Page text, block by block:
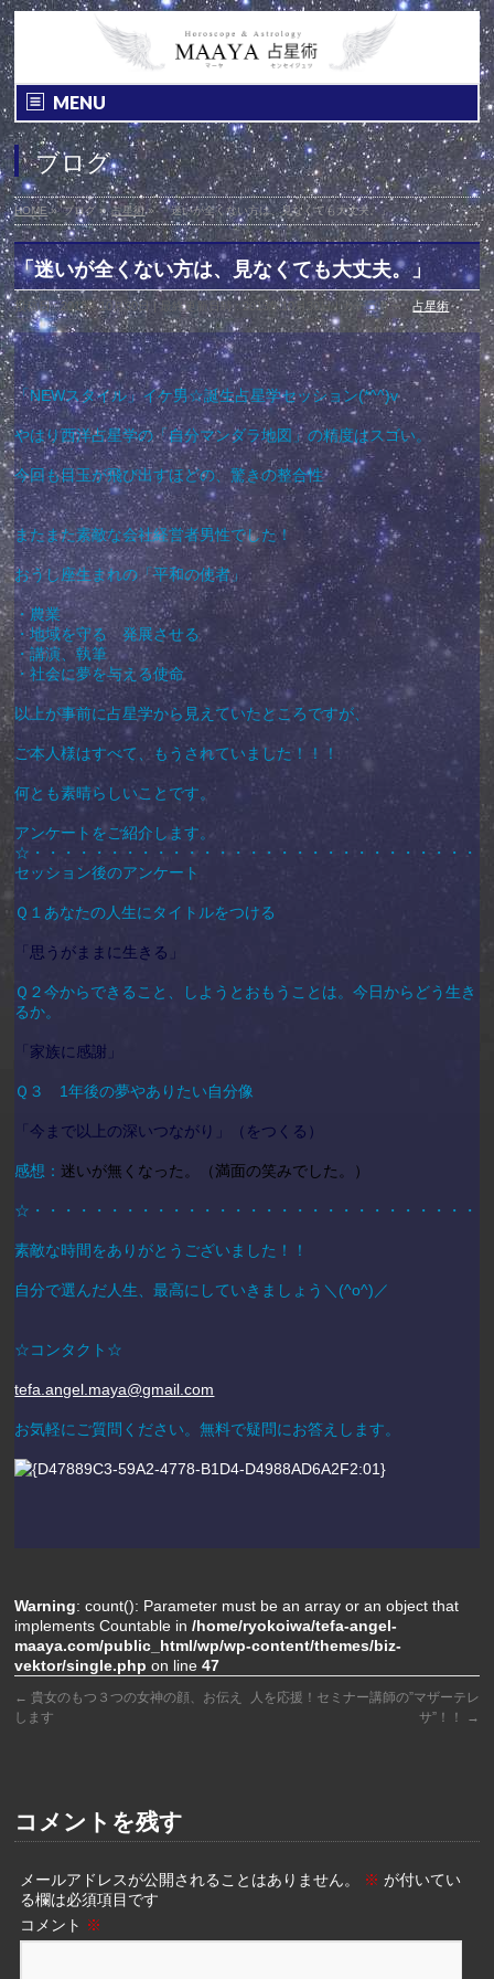
MENU
ブログ
HOME» ブログ » 占星術» 「迷いが全くない方は、見なくても大丈夫。」
「迷いが全くない方は、見なくても大丈夫。」
投稿日 : 2013年10月30日 最終更新日時 : 2013年10月30日 カテゴリー :占星術
「NEWスタイル」イケ男☆誕生占星学セッション(*^^)v
やはり西洋占星学の「自分マンダラ地図」の精度はスゴい。
今回も目玉が飛び出すほどの、驚きの整合性
またまた素敵な会社経営者男性でした！
おうし座生まれの「平和の使者」
・農業
・地域を守る 発展させる
・講演、執筆
・社会に夢を与える使命
以上が事前に占星学から見えていたところですが、
ご本人様はすべて、もうされていました！！！
何とも素晴らしいことです。
アンケートをご紹介します。
☆・・・・・・・・・・・・・・・・・・・・・・・・・・・・・
セッション後のアンケート
Ｑ１あなたの人生にタイトルをつける
「思うがままに生きる」
Ｑ２今からできること、しようとおもうことは。今日からどう生き
るか。
「家族に感謝」
Ｑ３ 1年後の夢やありたい自分像
「今まで以上の深いつながり」（をつくる）
感想：迷いが無くなった。（満面の笑みでした。）
☆・・・・・・・・・・・・・・・・・・・・・・・・・・・・・
素敵な時間をありがとうございました！！
自分で選んだ人生、最高にしていきましょう＼(^o^)／
☆コンタクト☆
tefa.angel.maya@gmail.com
お気軽にご質問ください。無料で疑問にお答えします。
Warning: count(): Parameter must be an array or an object that
implements Countable in/home/ryokoiwa/tefa-angel-
maaya.com/public_html/wp/wp-content/themes/biz-
vektor/single.php on line47
← 貴女のもつ３つの女神の顔、お伝え
します
人を応援！セミナー講師の”マザーテレ
サ”！！
→
コメントを残す
メールアドレスが公開されることはありません。 ※ が付いてい
る欄は必須項目です
コメント ※